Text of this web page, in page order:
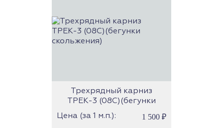
Трехрядный карниз
ТРЕК-3 (08С)(бегунки
скольжения)
Цена (за 1 м.п.): 1 500 ₽